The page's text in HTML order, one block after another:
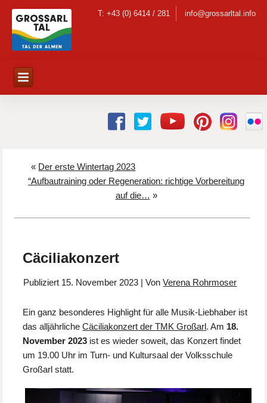
T: +43 (0) 6414 / 281 info@grossarltal.info
« Der erste Wintertag 2023
“Aufbautraining oder Regeneration: richtige Vorbereitung
auf die… »
Cäciliakonzert
Publiziert 15. November 2023 |Von Verena Rohrmoser
Ein ganz besonderes Highlight für alle Musik-Liebhaber ist
das alljährlicheCäciliakonzert der TMK Großarl . Am 18.
November 2023 ist es wieder soweit, das Konzert findet
um 19.00 Uhr im Turn- und Kultursaal der Volksschule
Großarl statt.